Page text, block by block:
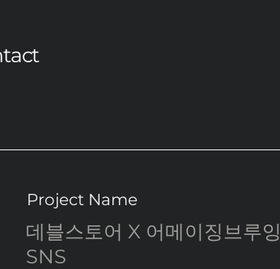
Project Name
데블스토어 X 어메이징브루잉
SNS